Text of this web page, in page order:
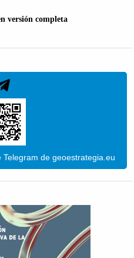
versión completa
de geoestrategia.eu